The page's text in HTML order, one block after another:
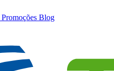
Promoções Blog